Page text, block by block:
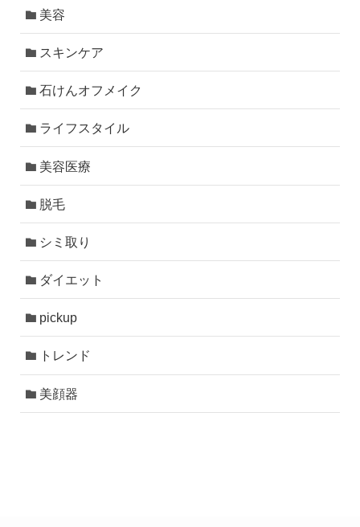
美容
スキンケア
石けんオフメイク
ライフスタイル
美容医療
脱毛
シミ取り
ダイエット
pickup
トレンド
美顔器